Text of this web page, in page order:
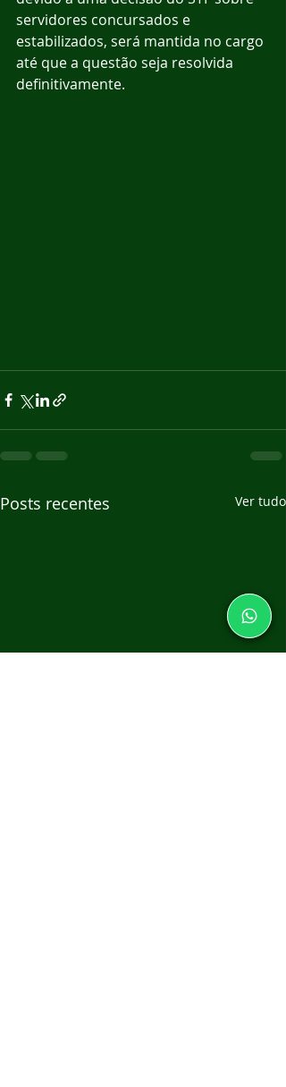
servidores concursados e
estabilizados, será mantida no cargo
até que a questão seja resolvida
definitivamente.
Posts recentes Ver tudo